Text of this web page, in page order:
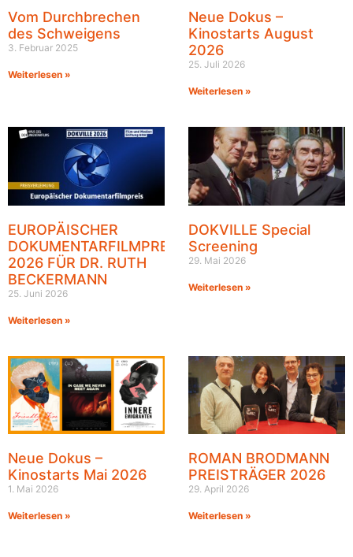
Vom Durchbrechen
des Schweigens
3. Februar 2025
Weiterlesen »
Neue Dokus –
Kinostarts August
2026
25. Juli 2026
Weiterlesen »
EUROPÄISCHER
DOKUMENTARFILMPREIS
2026 FÜR DR. RUTH
BECKERMANN
25. Juni 2026
Weiterlesen »
DOKVILLE Special
Screening
29. Mai 2026
Weiterlesen »
Neue Dokus –
Kinostarts Mai 2026
1. Mai 2026
Weiterlesen »
ROMAN BRODMANN
PREISTRÄGER 2026
29. April 2026
Weiterlesen »